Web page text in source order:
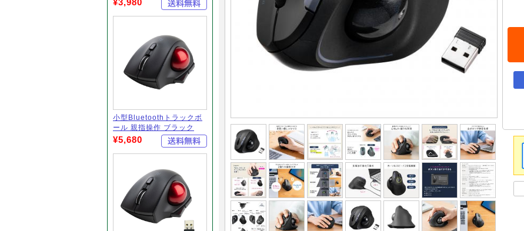
¥3,980
小型Bluetoothトラックボ
ール 親指操作 ブラック
¥5,680